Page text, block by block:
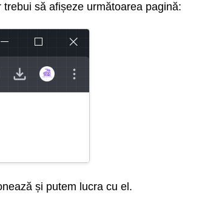
să afișeze următoarea pagină:
și putem lucra cu el.